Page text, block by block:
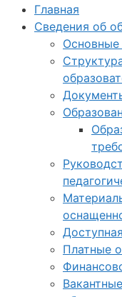
Главная
Сведения об
Основные
Платные